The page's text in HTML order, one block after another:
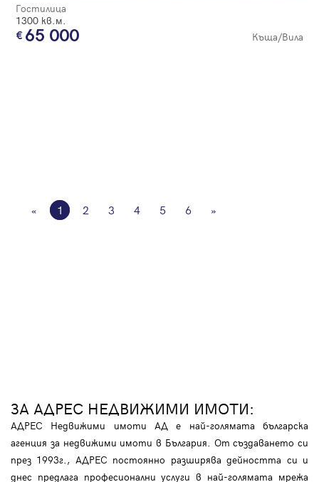
Гостилица
1300 кв.м.
65 000 Къща/Вила
« 1 2 3 4 5 6 »
ЗА АДРЕС НЕДВИЖИМИ ИМОТИ:
АДРЕС Недвижими имоти АД е най-голямата българска
агенция за недвижими имоти в България. От създаването си
през 1993г., АДРЕС постоянно разширява дейността си и
днес предлага професионални услуги в най-голямата мрежа